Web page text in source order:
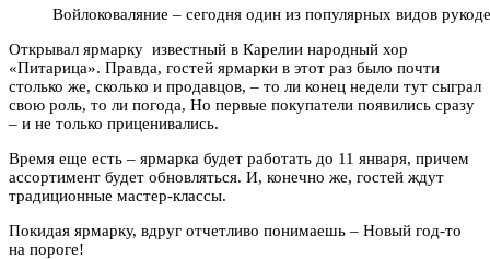
Войлоковаляние – сегодня один из популярных видов
Открывал ярмарку известный в Карелии народный хор
«Питарица». Правда, гостей ярмарки в этот раз было почти
столько же, сколько и продавцов, – то ли конец недели тут сыграл
свою роль, то ли погода, Но первые покупатели появились сразу
– и не только приценивались.
Время еще есть – ярмарка будет работать до 11 января, причем
ассортимент будет обновляться. И, конечно же, гостей ждут
традиционные мастер-классы.
Покидая ярмарку, вдруг отчетливо понимаешь – Новый год-то
на пороге!